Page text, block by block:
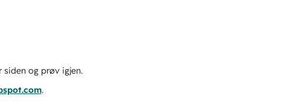
siden og prøv igjen.
.